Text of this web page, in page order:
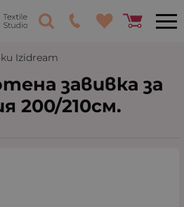
Izidream
завивка за
200/210см.